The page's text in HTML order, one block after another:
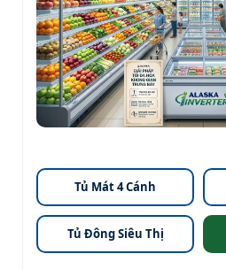
Tủ Mát 4 Cánh
Tủ Đông Siêu Thị